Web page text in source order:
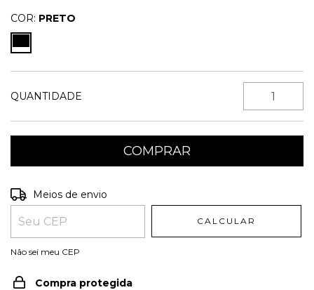
COR: PRETO
QUANTIDADE
Entregas para o CEP:
Meios de envio
CALCULAR
Não sei meu CEP
Compra protegida